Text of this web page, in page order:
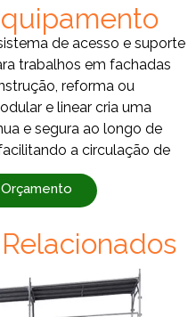
de acesso e suporte
trabalhos em fachadas
reforma ou
e linear cria uma
e segura ao longo de
a circulação de